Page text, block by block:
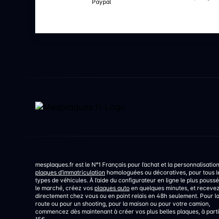
Paypal
mesplaques.fr est le N°1 Français pour l’achat et la
plaques d’immatriculation homologuées ou décoratives, pour tous
types de véhicules. À l’aide du configurateur en ligne le plus
le marché, créez vos plaques auto en quelques minutes, et
directement chez vous ou en point relais en 48h seulement. Pour la
route ou pour un shooting, pour la maison ou pour votre camion,
commencez dès maintenant à créer vos plus belles plaques, à